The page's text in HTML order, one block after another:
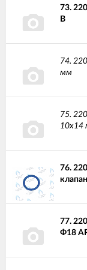
73.
B
74.
мм
75.
10х14
76.
77.
Ф18